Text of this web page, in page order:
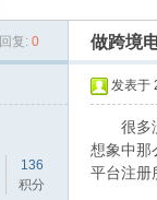
回复: 0 做跨境
136
积分
发表于
很多
想象中那
平台注册